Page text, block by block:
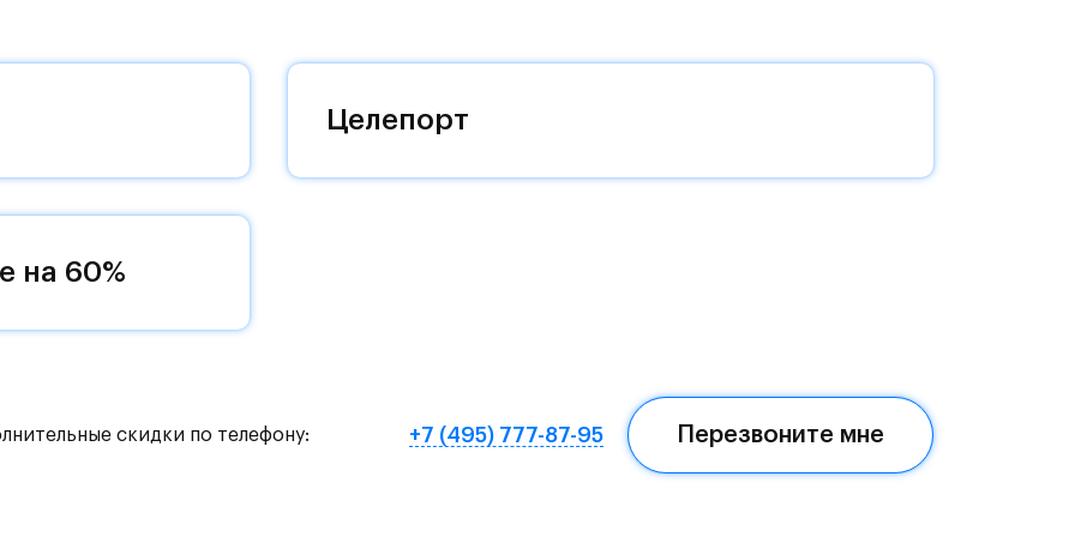
престижный статус западного
«своей» территорией, куда хочется
на Красногорское и Рублево-Успенское шоссе.
метро МЦД «Одинцово».
на «Северный обход Одинцово».
Целепорт
на 60%
скидки по телефону: +7 (495) 777-87-95 Перезвоните мне